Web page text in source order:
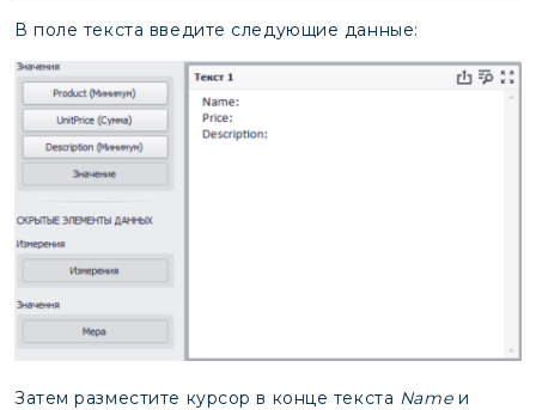
В поле текста введите следующие данные:
Затем разместите курсор в конце текста Name и